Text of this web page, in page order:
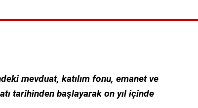
mevduat, katılım fonu, emanet ve
tarihinden başlayarak on yıl içinde